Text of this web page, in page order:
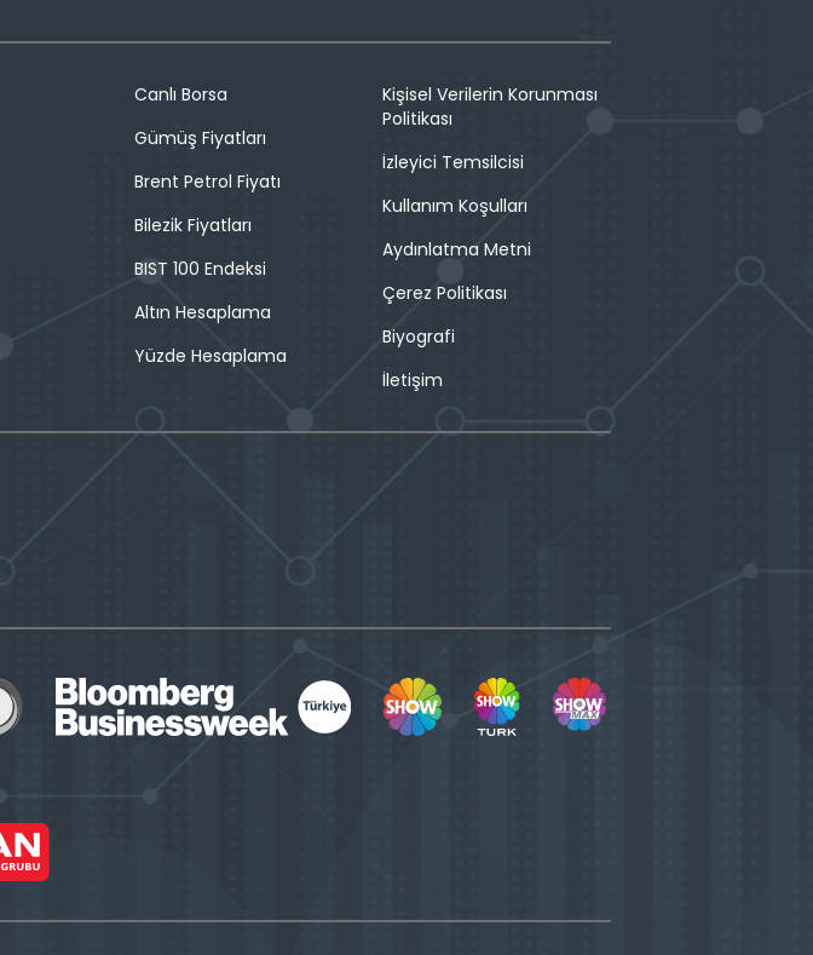
Canlı Borsa
Gümüş Fiyatları
Brent Petrol Fiyatı
Bilezik Fiyatları
BIST 100 Endeksi
Altın Hesaplama
Yüzde Hesaplama
Kişisel Verilerin Korunması
Politikası
İzleyici Temsilcisi
Kullanım Koşulları
Aydınlatma Metni
Çerez Politikası
Biyografi
İletişim